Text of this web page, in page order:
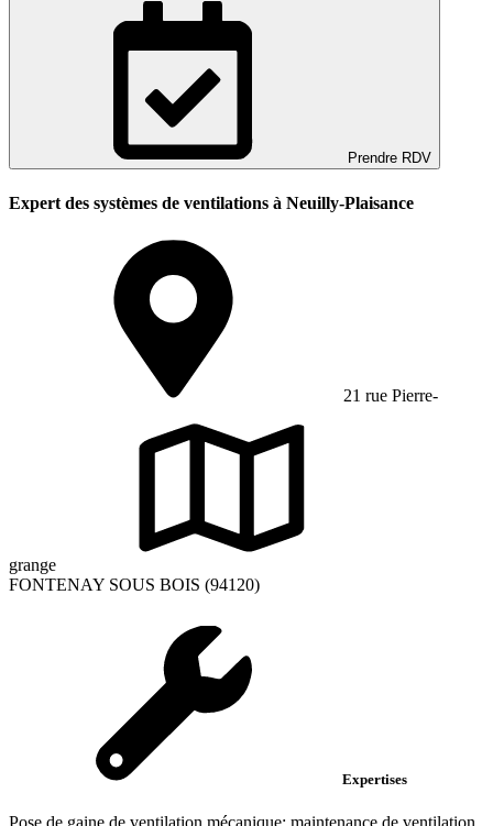
Prendre RDV
Expert des systèmes de ventilations à Neuilly-Plaisance
21 rue Pierre-
grange
FONTENAY SOUS BOIS (94120)
Expertises